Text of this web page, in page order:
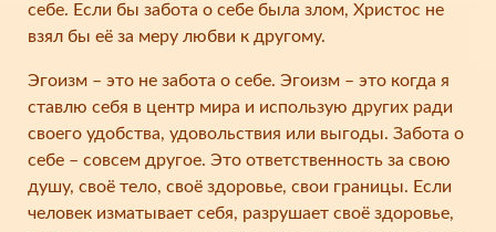
себе. Если бы забота о себе была злом, Христос не
взял бы её за меру любви к другому.
Эгоизм – это не забота о себе. Эгоизм – это когда я
ставлю себя в центр мира и использую других ради
своего удобства, удовольствия или выгоды. Забота о
себе – совсем другое. Это ответственность за свою
душу, своё тело, своё здоровье, свои границы. Если
человек изматывает себя, разрушает своё здоровье,